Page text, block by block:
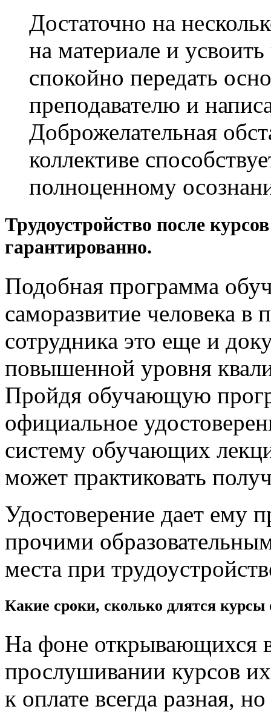
Достаточно на
на материале и
спокойно передать
преподавателю и
Доброжелательная
коллективе
полноценному
Трудоустройство после
гарантированно.
Подобная программа
саморазвитие человека
сотрудника это еще и
повышенной уровня
Пройдя обучающую
официальное
систему обучающих
может практиковать
Удостоверение дает ему
прочими
места при
Какие сроки, сколько длятся
На фоне открывающихся
прослушивании курсов
к оплате всегда разная,